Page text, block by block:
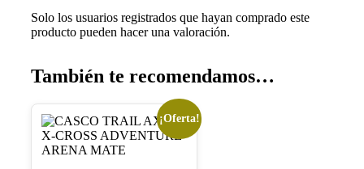
Solo los usuarios registrados que hayan comprado este
producto pueden hacer una valoración.
También te recomendamos…
¡Oferta!
Este
producto
tiene